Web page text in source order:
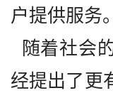
户提供服务。
经提出了更